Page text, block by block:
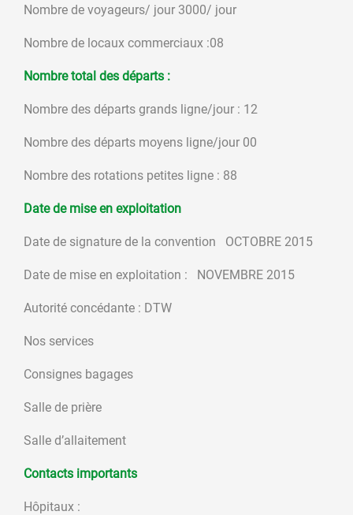
Nombre de voyageurs/ jour 3000/ jour
Nombre de locaux commerciaux :08
Nombre total des départs :
Nombre des départs grands ligne/jour : 12
Nombre des départs moyens ligne/jour 00
Nombre des rotations petites ligne : 88
Date de mise en exploitation
Date de signature de la convention OCTOBRE 2015
Date de mise en exploitation : NOVEMBRE 2015
Autorité concédante : DTW
Nos services
Consignes bagages
Salle de prière
Salle d’allaitement
Contacts importants
Hôpitaux :